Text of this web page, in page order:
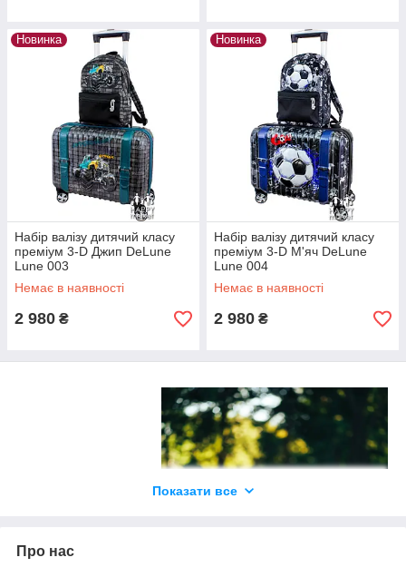
Новинка
Набір валізу дитячий класу
преміум 3-D Джип DeLune
Lune 003
Немає в наявності
2 980 ₴
Новинка
Набір валізу дитячий класу
преміум 3-D М'яч DeLune
Lune 004
Немає в наявності
2 980 ₴
Показати все
Про нас